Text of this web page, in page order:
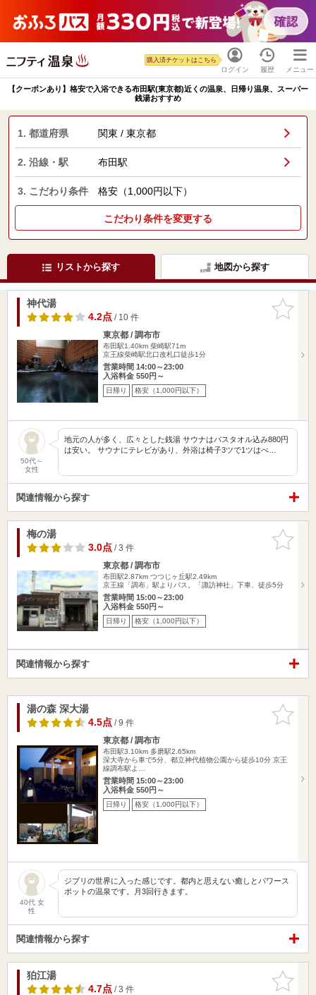
ログイン
購入済チケットはこちら
履歴 メニュー
【クーポンあり】格安で入浴できる布田駅(東京都)近くの温泉、日帰り温泉、スーパー
銭湯おすすめ
1. 都道府県 関東 / 東京都
2. 沿線・駅 布田駅
3. こだわり条件 格安（1,000円以下）
こだわり条件を変更する
リストから探す 地図から探す
お気に入
りに追加
神代湯
4.2点/ 10 件
東京都 / 調布市
布田駅1.40km 柴崎駅71m
京王線柴崎駅北口改札口徒歩1分
営業時間 14:00～23:00
入浴料金 550円～
日帰り 格安（1,000円以下）
50代～
女性
地元の人が多く、広々とした銭湯 サウナはバスタオル込み880円
は安い。 サウナにテレビがあり、外浴は椅子3ツで1ツはべ…
関連情報から探す
お気に入
りに追加
梅の湯
3.0点/ 3 件
東京都 / 調布市
布田駅2.87km つつじヶ丘駅2.49km
京王線「調布」駅よりバス。「諏訪神社」下車、徒歩5分
営業時間 15:00～23:00
入浴料金 550円～
日帰り 格安（1,000円以下）
関連情報から探す
お気に入
りに追加
湯の森 深大湯
4.5点/ 9 件
東京都 / 調布市
布田駅3.10km 多磨駅2.65km
深大寺から車で5分、都立神代植物公園から徒歩10分 京王
線調布駅よ…
営業時間 15:00～23:00
入浴料金 550円～
日帰り 格安（1,000円以下）
40代 女
性
ジブリの世界に入った感じです。都内と思えない癒しとパワース
ポットの温泉です。月3回行きます。
関連情報から探す
お気に入
りに追加
狛江湯
4.7点/ 3 件